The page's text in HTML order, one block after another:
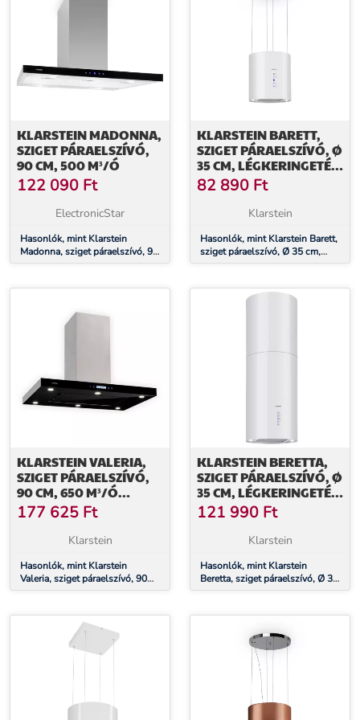
KLARSTEIN MADONNA,
SZIGET PÁRAELSZÍVÓ,
90 CM, 500 M³/Ó
122 090 Ft
ElectronicStar
Hasonlók, mint Klarstein
Madonna, sziget páraelszívó, 90
cm, 500 m³/ó
KLARSTEIN BARETT,
SZIGET PÁRAELSZÍVÓ, Ø
35 CM, LÉGKERINGETÉS,
560 M³/Ó, LED,
AKTÍVSZÉN SZŰRŐ,
82 890 Ft
Klarstein
Hasonlók, mint Klarstein Barett,
sziget páraelszívó, Ø 35 cm,
légkeringetés, 560 m³/ó, LED,
KLARSTEIN VALERIA,
SZIGET PÁRAELSZÍVÓ,
90 CM, 650 M³/Ó
ELSZÍVÓ TELJESÍTMÉNY,
ÉRINTŐKÉPERNYŐS,
177 625 Ft
Klarstein
Hasonlók, mint Klarstein
Valeria, sziget páraelszívó, 90
cm, 650 m³/ó elszívó
LED
KLARSTEIN BERETTA,
SZIGET PÁRAELSZÍVÓ, Ø
35 CM, LÉGKERINGETÉS,
650 M³/Ó, LED, FEHÉR
121 990 Ft
Klarstein
Hasonlók, mint Klarstein
Beretta, sziget páraelszívó, Ø 35
cm, légkeringetés, 650 m³/ó,